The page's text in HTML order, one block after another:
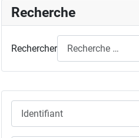
Recherche
Rechercher